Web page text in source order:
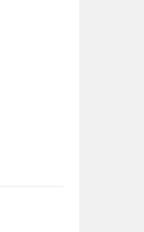
Tohle jsou největší novinky v iOS 27